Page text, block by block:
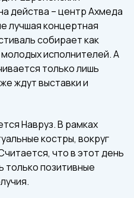
действа – центр Ахмеда
лучшая концертная
собирает как
исполнителей. А
только лишь
ждут выставки и
Навруз. В рамках
костры, вокруг
что в этот день
только позитивные